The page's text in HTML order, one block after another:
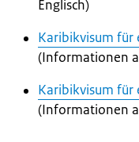
Englisch)
Karibikvisum
(Informationen
Karibikvisum
(Informationen